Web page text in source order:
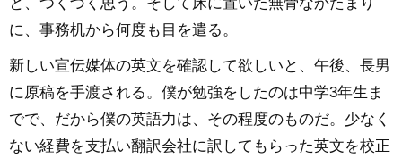
に、事務机から何度も目を遣る。
新しい宣伝媒体の英文を確認して欲しいと、午後、長男
に原稿を手渡される。僕が勉強をしたのは中学3年生ま
でで、だから僕の英語力は、その程度のものだ。少なく
ない経費を支払い翻訳会社に訳してもらった英文を校正